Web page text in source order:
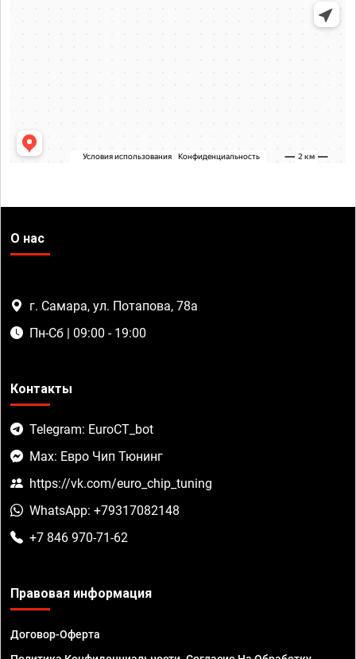
О нас
г. Самара, ул. Потапова, 78а
Пн-Сб | 09:00 - 19:00
Контакты
Telegram: EuroCT_bot
Max: Евро Чип Тюнинг
https://vk.com/euro_chip_tuning
WhatsApp: +79317082148
+7 846 970-71-62
Правовая информация
Договор-Оферта